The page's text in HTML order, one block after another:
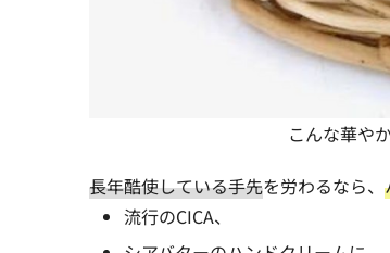
こんな華や
長年酷使している手先を労わるなら、
流行のCICA、